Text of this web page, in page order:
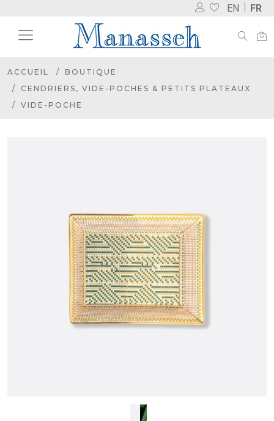
EN FR
ACCUEIL
BOUTIQUE
CENDRIERS, VIDE-POCHES & PETITS PLATEAUX
VIDE-POCHE